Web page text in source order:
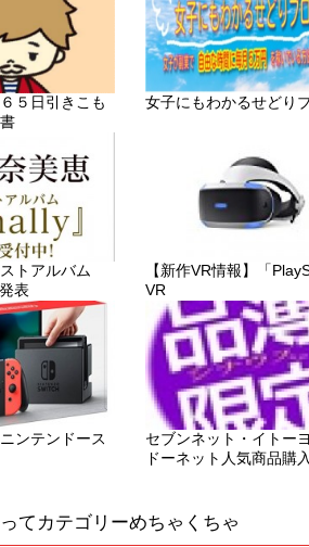
５日引きこも
女子にもわかるせどり
トアルバム
表
【新作VR情報】「
VR
ンテンドース
セブンネット・イトー
ドーネット人気商品購入
てカテゴリーめちゃくちゃ